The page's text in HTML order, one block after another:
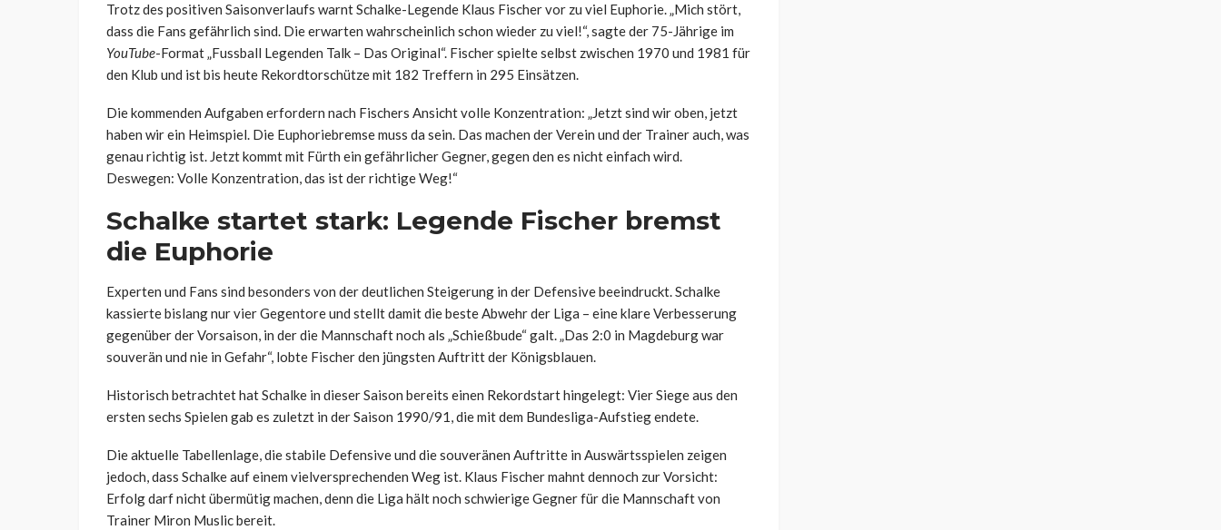
Trotz des positiven Saisonverlaufs warnt Schalke-Legende Klaus Fischer vor zu viel Euphorie. „Mich stört,
dass die Fans gefährlich sind. Die erwarten wahrscheinlich schon wieder zu viel!“, sagte der 75-Jährige im
YouTube-Format „Fussball Legenden Talk – Das Original“. Fischer spielte selbst zwischen 1970 und 1981 für
den Klub und ist bis heute Rekordtorschütze mit 182 Treffern in 295 Einsätzen.
Die kommenden Aufgaben erfordern nach Fischers Ansicht volle Konzentration: „Jetzt sind wir oben, jetzt
haben wir ein Heimspiel. Die Euphoriebremse muss da sein. Das machen der Verein und der Trainer auch, was
genau richtig ist. Jetzt kommt mit Fürth ein gefährlicher Gegner, gegen den es nicht einfach wird.
Deswegen: Volle Konzentration, das ist der richtige Weg!“
Schalke startet stark: Legende Fischer bremst
die Euphorie
Experten und Fans sind besonders von der deutlichen Steigerung in der Defensive beeindruckt. Schalke
kassierte bislang nur vier Gegentore und stellt damit die beste Abwehr der Liga – eine klare Verbesserung
gegenüber der Vorsaison, in der die Mannschaft noch als „Schießbude“ galt. „Das 2:0 in Magdeburg war
souverän und nie in Gefahr“, lobte Fischer den jüngsten Auftritt der Königsblauen.
Historisch betrachtet hat Schalke in dieser Saison bereits einen Rekordstart hingelegt: Vier Siege aus den
ersten sechs Spielen gab es zuletzt in der Saison 1990/91, die mit dem Bundesliga-Aufstieg endete.
Die aktuelle Tabellenlage, die stabile Defensive und die souveränen Auftritte in Auswärtsspielen zeigen
jedoch, dass Schalke auf einem vielversprechenden Weg ist. Klaus Fischer mahnt dennoch zur Vorsicht:
Erfolg darf nicht übermütig machen, denn die Liga hält noch schwierige Gegner für die Mannschaft von
Trainer Miron Muslic bereit.